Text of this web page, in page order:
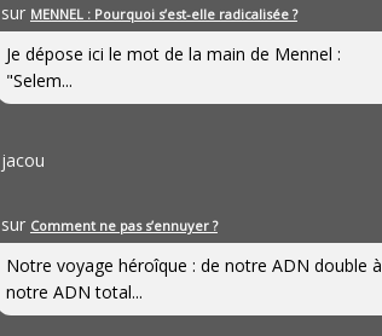
sur MENNEL : Pourquoi s’est-elle radicalisée ?
Je dépose ici le mot de la main de Mennel :
"Selem...
jacou
sur Comment ne pas s’ennuyer ?
Notre voyage héroîque : de notre ADN double à
notre ADN total...